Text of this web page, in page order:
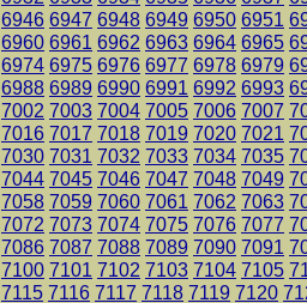
6946 6947 6948 6949 6950 6951
6960 6961 6962 6963 6964 6965
6974 6975 6976 6977 6978 6979
6988 6989 6990 6991 6992 6993
7002 7003 7004 7005 7006 7007
7016 7017 7018 7019 7020 7021
7030 7031 7032 7033 7034 7035
7044 7045 7046 7047 7048 7049
7058 7059 7060 7061 7062 7063
7072 7073 7074 7075 7076 7077
7086 7087 7088 7089 7090 7091
7100 7101 7102 7103 7104 7105
7115 7116 7117 7118 7119 7120